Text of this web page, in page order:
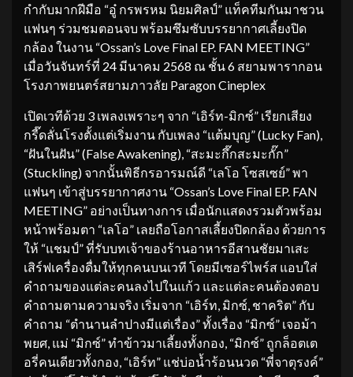
กำกับมากฝีมือ “อู๋ กรพรหม นิยมศิลป์” แท็คทีมกันมาชวน
แฟนๆ ร่วมชมตอนจบ พร้อมซึมซับบรรยากาศเลี้ยงปิด
กล้อง ในงาน “Ossan’s Love Final EP. FAN MEETING”
เมื่อวันจันทร์ที่ 24 มีนาคม 2568 ณ ชั้น 6 สยามพารากอน
โรงภาพยนตร์สยามภาวลัย Paragon Cineplex
เปิดเวทีด้วย 3 เพลงเพราะๆ จาก “เอิร์ท-มิกซ์” เรียกเสียง
กรี๊ดลั่นโรงตั้งแต่เริ่มงาน กับเพลง “แต้มบุญ” (Lucky Fan),
“ฝันในฝัน” (False Awakening), “สะมะกึ๊กสะมะกั๊ก”
(Stuckling) จากนั้นพิธีกรอารมณ์ดี “เลโอ โซสเซย์” พา
แฟนๆ เข้าสู่บรรยากาศงาน “Ossan’s Love Final EP. FAN
MEETING” อย่างเป็นทางการ เมื่อนักแสดงรวมตัวพร้อม
หน้าพร้อมตา “เลโอ” เลยถือโอกาสเลี้ยงปิดกล้อง ด้วยการ
ให้ “แชมป์” ที่รับบทเจ้าของร้านอาหารอีสานชัยมาเสะ
เสิร์ฟเครื่องดื่มให้ทุกคนบนเวที โดยมีเซอร์ไพร์ส แอบใส่
คำถามของแต่ละคนลงไปในแก้ว และแต่ละคนต้องตอบ
คำถามตามความจริง เริ่มจาก “เอิร์ท, มิกซ์, ชาคริต” กับ
คำถาม “ตำนานลำปางมีแต่เรื่อง” ทั้งเรื่อง “มิกซ์” เจอม้า
พยศ, แม่ “มิกซ์” ทำข้าวมาเลี้ยงทั้งกอง, “มิกซ์” ถูกล็อตเต
อรี่คนเดียวทั้งกอง, “เอิร์ท” แช่บ่อน้ำร้อนนวด “พี่จาตุรงค์”